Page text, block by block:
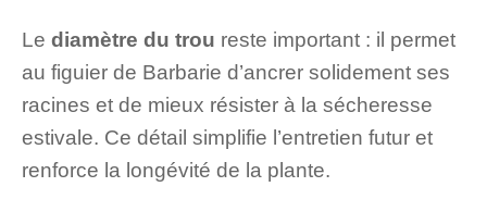
Le diamètre du trou reste important : il permet
au figuier de Barbarie d’ancrer solidement ses
racines et de mieux résister à la sécheresse
estivale. Ce détail simplifie l’entretien futur et
renforce la longévité de la plante.